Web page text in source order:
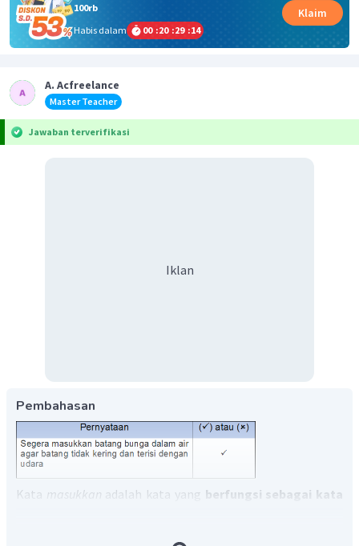
100rb
Habis dalam
00 :20 :29 :14
Klaim
A. Acfreelance
Master Teacher
Jawaban terverifikasi
Iklan
Pembahasan
Kata masukkan adalah kata yang berfungsi sebagai kata